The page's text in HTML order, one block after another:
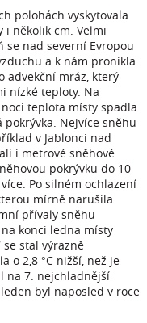
polohách vyskytovala
i několik cm. Velmi
se nad severní Evropou
a k nám pronikla
advekční mráz, který
nízké teploty. Na
teplota místy spadla
pokrývka. Nejvíce sněhu
v Jablonci nad
i metrové sněhové
pokrývku do 10
Po silném ochlazení
mírně narušila
přívaly sněhu
konci ledna místy
se stal výrazně
o 2,8 °C nižší, než je
na 7. nejchladnější
byl naposled v roce